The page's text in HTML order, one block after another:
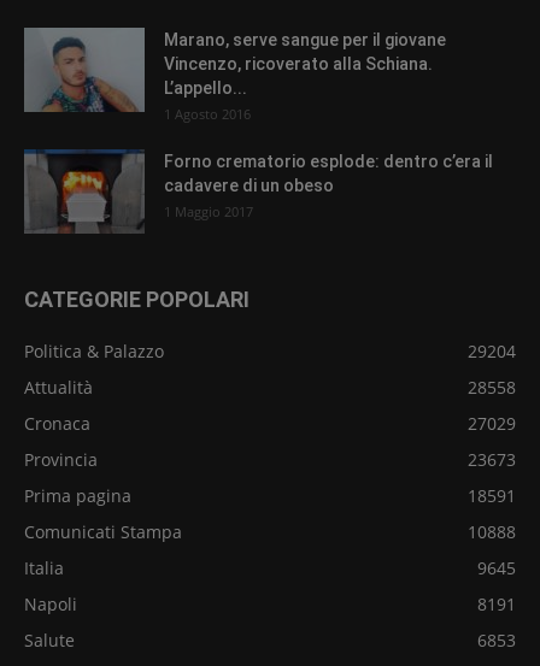
Marano, serve sangue per il giovane
Vincenzo, ricoverato alla Schiana.
L’appello...
1 Agosto 2016
Forno crematorio esplode: dentro c’era il
cadavere di un obeso
1 Maggio 2017
CATEGORIE POPOLARI
Politica & Palazzo
29204
Attualità
28558
Cronaca
27029
Provincia
23673
Prima pagina
18591
Comunicati Stampa
10888
Italia
9645
Napoli
8191
Salute
6853